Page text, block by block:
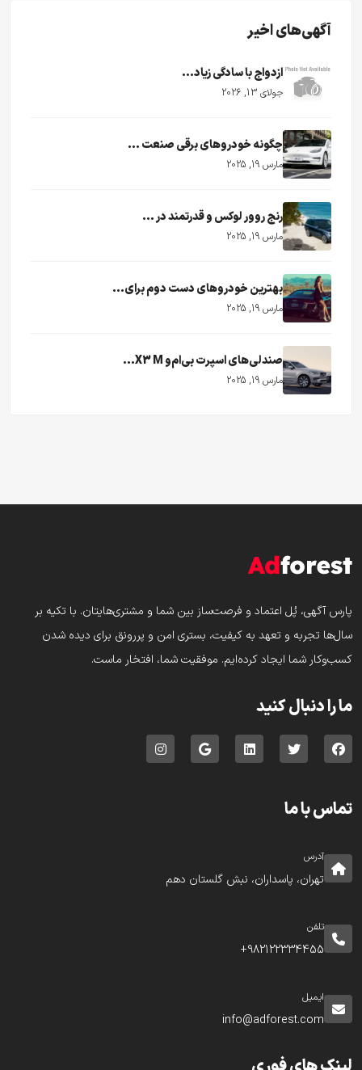
آگهی‌های اخیر
ازدواج با سادگی زیاد...
جولای 13, 2026
چگونه خودروهای برقی صنعت ...
مارس 19, 2025
رنج روور لوکس و قدرتمند در ...
مارس 19, 2025
بهترین خودروهای دست دوم برای...
مارس 19, 2025
صندلی‌های اسپرت بی‌ام‌و X3 M...
مارس 19, 2025
پارس‌ آگهی، پُل اعتماد و فرصت‌ساز بین شما و مشتری‌هایتان. با تکیه بر
سال‌ها تجربه و تعهد به کیفیت، بستری امن و پررونق برای دیده شدن
کسب‌وکار شما ایجاد کرده‌ایم. موفقیت شما، افتخار ماست.
ما را دنبال کنید
تماس با ما
آدرس
تهران، پاسداران، نبش گلستان دهم
تلفن
982122334455+
ایمیل
info@adforest.com